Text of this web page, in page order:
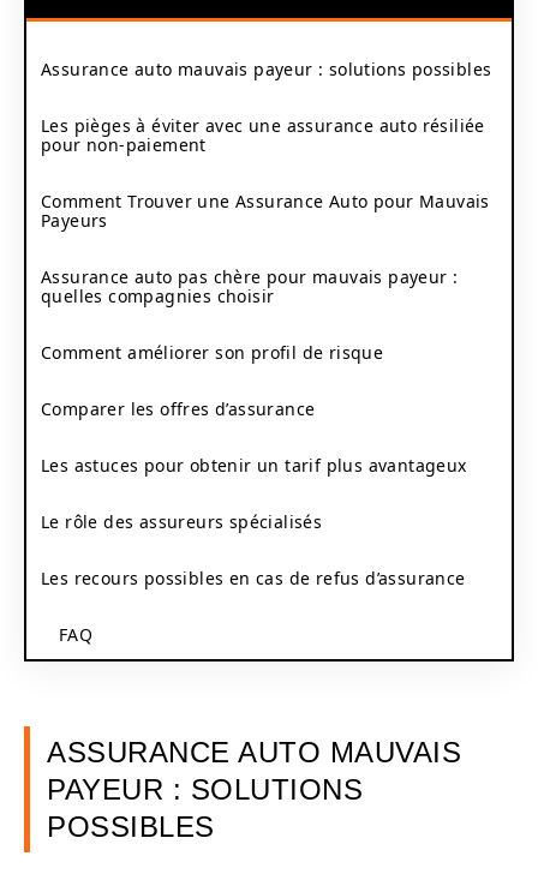
Assurance auto mauvais payeur : solutions possibles
Les pièges à éviter avec une assurance auto résiliée
pour non-paiement
Comment Trouver une Assurance Auto pour Mauvais
Payeurs
Assurance auto pas chère pour mauvais payeur :
quelles compagnies choisir
Comment améliorer son profil de risque
Comparer les offres d’assurance
Les astuces pour obtenir un tarif plus avantageux
Le rôle des assureurs spécialisés
Les recours possibles en cas de refus d’assurance
FAQ
ASSURANCE AUTO MAUVAIS
PAYEUR : SOLUTIONS
POSSIBLES